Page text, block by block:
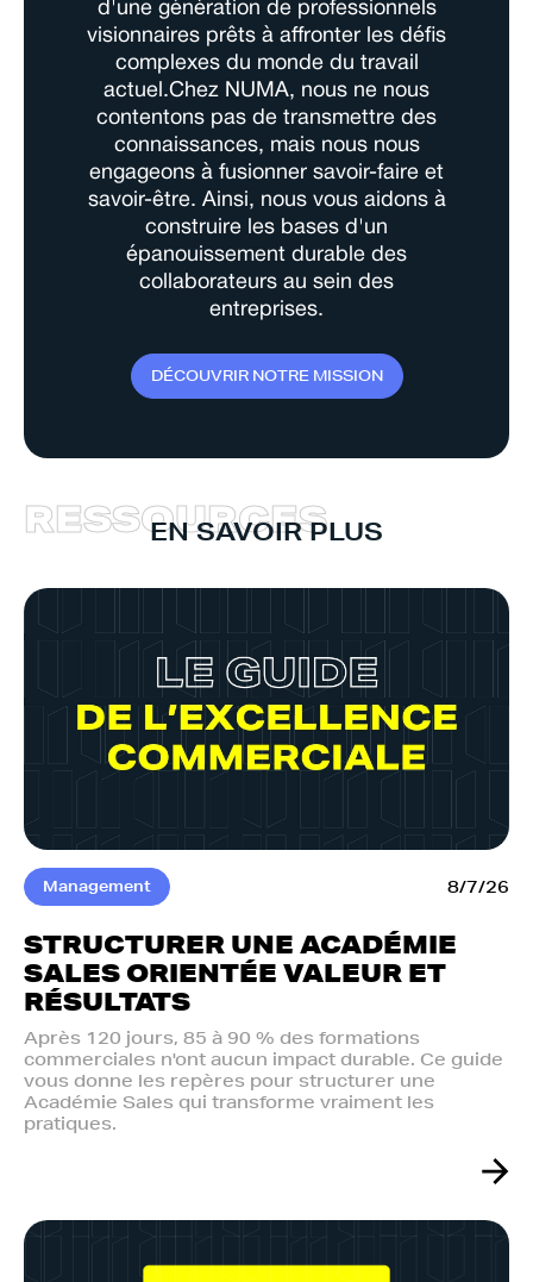
d'une génération de professionnels
visionnaires prêts à affronter les défis
complexes du monde du travail
actuel.Chez NUMA, nous ne nous
contentons pas de transmettre des
connaissances, mais nous nous
engageons à fusionner savoir-faire et
savoir-être. Ainsi, nous vous aidons à
construire les bases d'un
épanouissement durable des
collaborateurs au sein des
entreprises.
DÉCOUVRIR NOTRE MISSION
EN SAVOIR PLUS
RESSOURCES
Management 8/7/26
STRUCTURER UNE ACADÉMIE
SALES ORIENTÉE VALEUR ET
RÉSULTATS
Après 120 jours, 85 à 90 % des formations
commerciales n'ont aucun impact durable. Ce guide
vous donne les repères pour structurer une
Académie Sales qui transforme vraiment les
pratiques.